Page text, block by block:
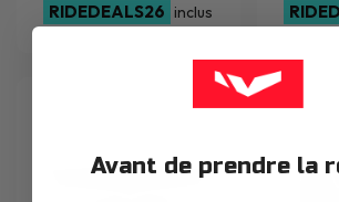
RIDEDEALS26 inclus
Avant de prendre la